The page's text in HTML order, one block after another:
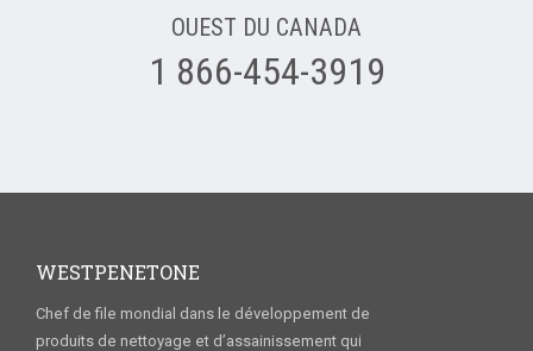
OUEST DU CANADA
1 866-454-3919
WESTPENETONE
Chef de file mondial dans le développement de
produits de nettoyage et d’assainissement qui